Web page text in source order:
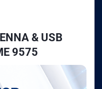
& USB
9575